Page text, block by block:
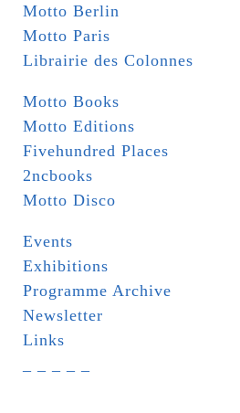
Motto Berlin
Motto Paris
Librairie des Colonnes
Motto Books
Motto Editions
Fivehundred Places
2ncbooks
Motto Disco
Events
Exhibitions
Programme Archive
Newsletter
Links